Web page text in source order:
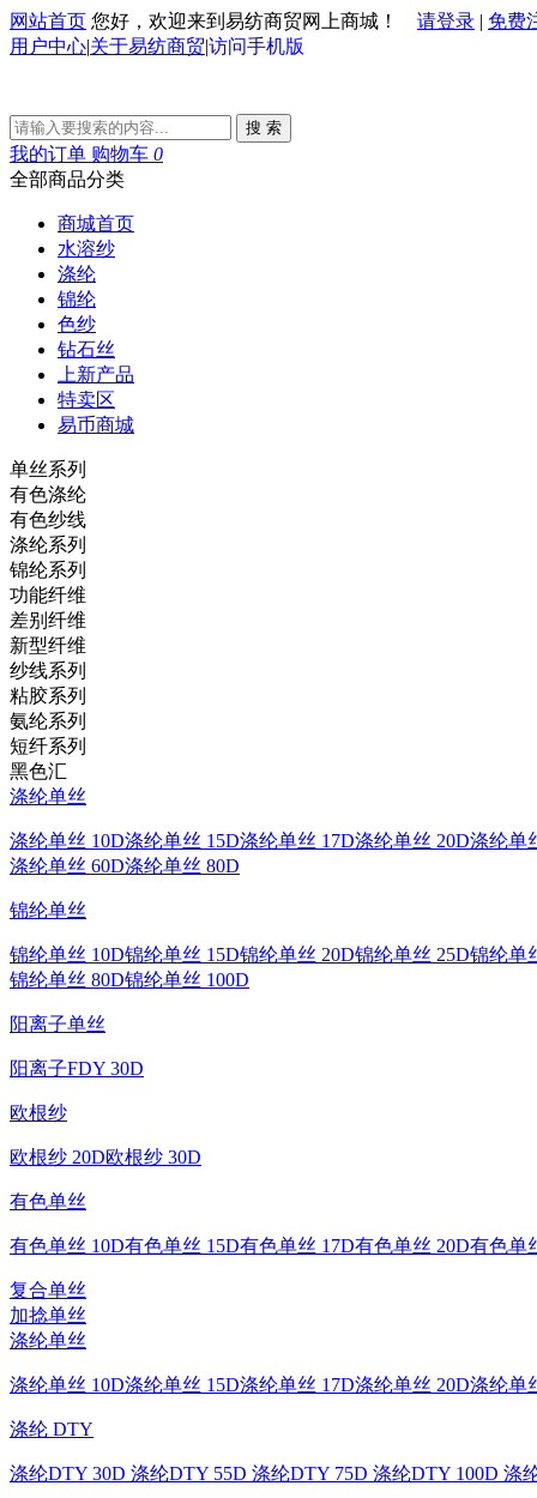
网站首页 您好，欢迎来到易纺商贸网上商城！ 请登录 | 免费
用户中心|关于易纺商贸|访问手机版
搜 索
我的订单 购物车 0
全部商品分类
商城首页
水溶纱
涤纶
锦纶
色纱
钻石丝
上新产品
特卖区
易币商城
单丝系列
有色涤纶
有色纱线
涤纶系列
锦纶系列
功能纤维
差别纤维
新型纤维
纱线系列
粘胶系列
氨纶系列
短纤系列
黑色汇
涤纶单丝
涤纶单丝 10D涤纶单丝 15D涤纶单丝 17D涤纶单丝 20D涤纶单
涤纶单丝 60D涤纶单丝 80D
锦纶单丝
锦纶单丝 10D锦纶单丝 15D锦纶单丝 20D锦纶单丝 25D锦纶单
锦纶单丝 80D锦纶单丝 100D
阳离子单丝
阳离子FDY 30D
欧根纱
欧根纱 20D欧根纱 30D
有色单丝
有色单丝 10D有色单丝 15D有色单丝 17D有色单丝 20D有色单
复合单丝
加捻单丝
涤纶单丝
涤纶单丝 10D涤纶单丝 15D涤纶单丝 17D涤纶单丝 20D涤纶单
涤纶 DTY
涤纶DTY 30D 涤纶DTY 55D 涤纶DTY 75D 涤纶DTY 100D 涤